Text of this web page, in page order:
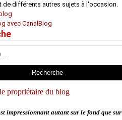
de différents autres sujets à l'occasion.
avec CanalBlog
propriétaire du blog
impressionnant autant sur le fond que sur